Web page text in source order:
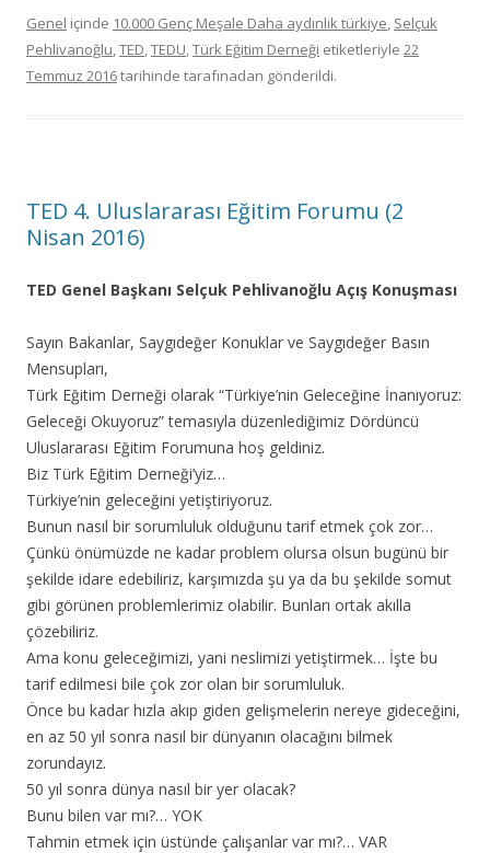
Genel içinde 10.000 Genç Meşale Daha aydınlık türkiye, Selçuk
Pehlivanoğlu,TED,TEDU,Türk Eğitim Derneği etiketleriyle 22
Temmuz 2016tarihinde tarafınadan gönderildi.
TED 4. Uluslararası Eğitim Forumu (2
Nisan 2016)
TED Genel Başkanı Selçuk Pehlivanoğlu Açış Konuşması
Sayın Bakanlar, Saygıdeğer Konuklar ve Saygıdeğer Basın
Mensupları,
Türk Eğitim Derneği olarak “Türkiye’nin Geleceğine İnanıyoruz:
Geleceği Okuyoruz” temasıyla düzenlediğimiz Dördüncü
Uluslararası Eğitim Forumuna hoş geldiniz.
Biz Türk Eğitim Derneği’yiz…
Türkiye’nin geleceğini yetiştiriyoruz.
Bunun nasıl bir sorumluluk olduğunu tarif etmek çok zor…
Çünkü önümüzde ne kadar problem olursa olsun bugünü bir
şekilde idare edebiliriz, karşımızda şu ya da bu şekilde somut
gibi görünen problemlerimiz olabilir. Bunları ortak akılla
çözebiliriz.
Ama konu geleceğimizi, yani neslimizi yetiştirmek… İşte bu
tarif edilmesi bile çok zor olan bir sorumluluk.
Önce bu kadar hızla akıp giden gelişmelerin nereye gideceğini,
en az 50 yıl sonra nasıl bir dünyanın olacağını bilmek
zorundayız.
50 yıl sonra dünya nasıl bir yer olacak?
Bunu bilen var mı?… YOK
Tahmin etmek için üstünde çalışanlar var mı?… VAR